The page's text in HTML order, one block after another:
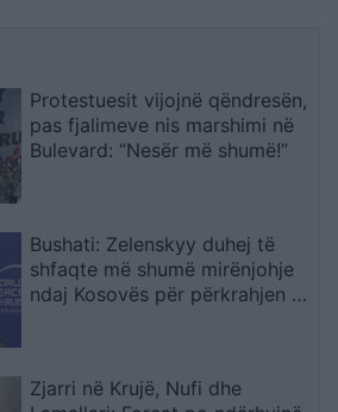
Protestuesit vijojnë qëndresën,
pas fjalimeve nis marshimi në
Bulevard: “Nesër më shumë!”
Bushati: Zelenskyy duhej të
shfaqte më shumë mirënjohje
ndaj Kosovës për përkrahjen e
Zjarri në Krujë, Nufi dhe